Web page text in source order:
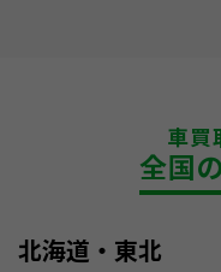
車買
全国
北海道・東北